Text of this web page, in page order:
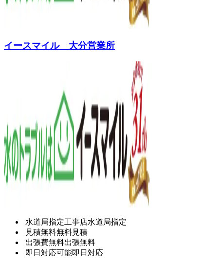
イースマイル 大分営業所
水道局指定工事店水道局指定
見積無料無料見積
出張費無料出張無料
即日対応可能即日対応